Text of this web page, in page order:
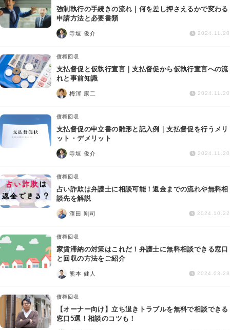
交通事故
労働問題
債権回収
IT・ネット
資金調達
企業法務
強制執行の手続きの流れ｜何を差し押さえるかで変わる
申請方法と必要書類
寺垣 俊介 2024.11.20
債権回収
支払督促と仮執行宣言｜支払督促から仮執行宣言への流
れと事前知識
梅澤 康二 2024.11.20
債権回収
支払督促の申立書の雛形と記入例｜支払督促を行うメリ
ット・デメリット
寺垣 俊介 2024.11.20
債権回収
占い詐欺は弁護士に相談可能！返金までの流れや無料相
談先を解説
澤田 剛司 2024.10.22
債権回収
家賃滞納の対策はこれだ！弁護士に無料相談できる窓口
と回収の方法をご紹介
熊本 健人 2024.03.28
債権回収
【オーナー向け】立ち退きトラブルを無料で相談できる
窓口5選！相談のコツも！